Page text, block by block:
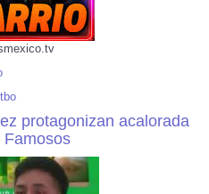
protagonizan acalorada
Famosos